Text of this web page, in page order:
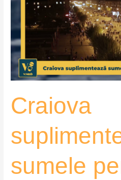
Craiova
sumele
serviciile
–
VoxQub